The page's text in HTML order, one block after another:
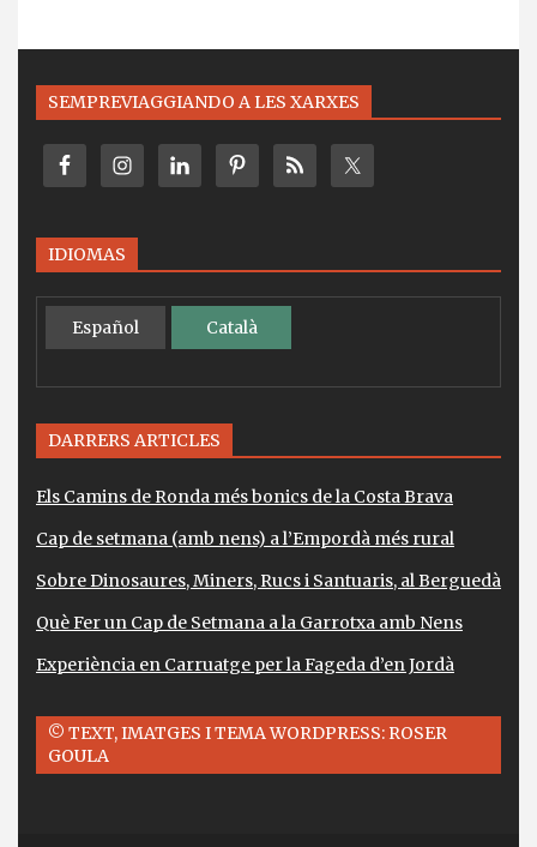
SEMPREVIAGGIANDO A LES XARXES
IDIOMAS
Español Català
DARRERS ARTICLES
Els Camins de Ronda més bonics de la Costa Brava
Cap de setmana (amb nens) a l’Empordà més rural
Sobre Dinosaures, Miners, Rucs i Santuaris, al Berguedà
Què Fer un Cap de Setmana a la Garrotxa amb Nens
Experiència en Carruatge per la Fageda d’en Jordà
© TEXT, IMATGES I TEMA WORDPRESS: ROSER
GOULA